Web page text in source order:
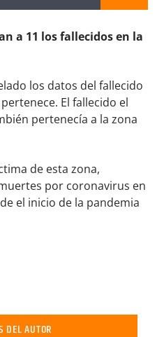
a 11 los fallecidos en la
los datos del fallecido
El fallecido el
pertenecía a la zona
de esta zona,
por coronavirus en
el inicio de la pandemia
DEL AUTOR